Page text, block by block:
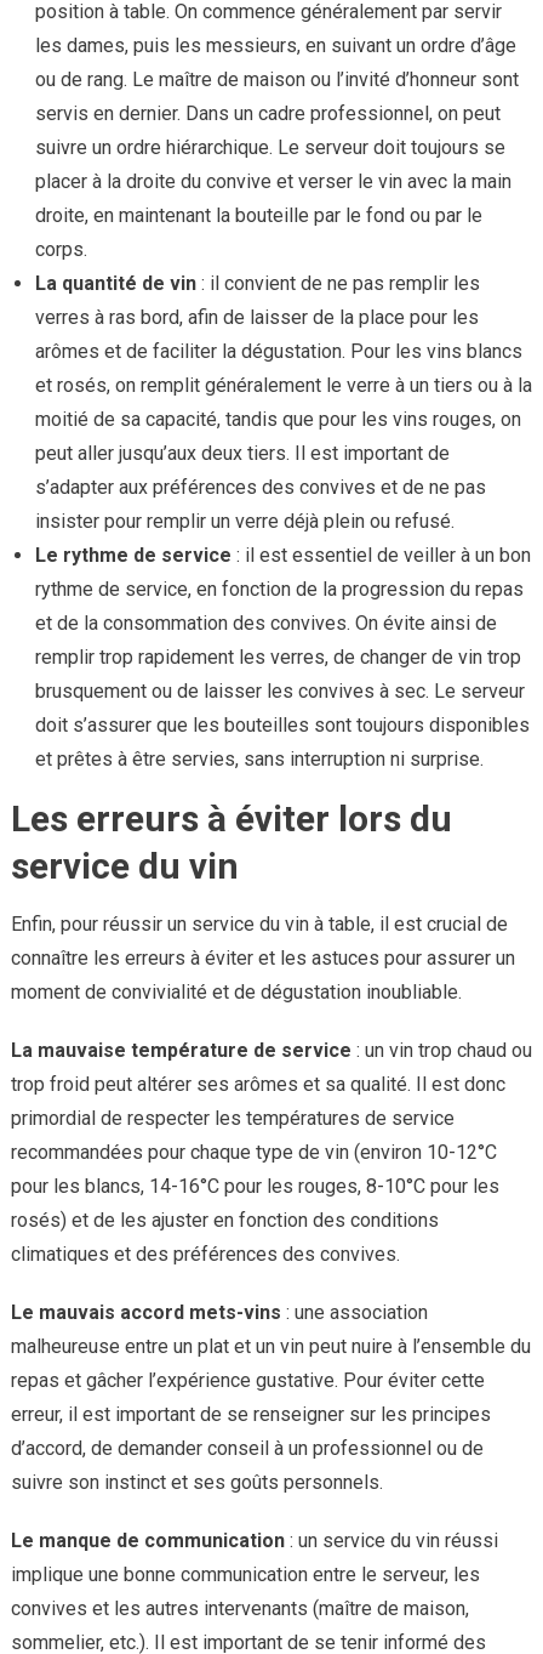
position à table. On commence généralement par servir
les dames, puis les messieurs, en suivant un ordre d’âge
ou de rang. Le maître de maison ou l’invité d’honneur sont
servis en dernier. Dans un cadre professionnel, on peut
suivre un ordre hiérarchique. Le serveur doit toujours se
placer à la droite du convive et verser le vin avec la main
droite, en maintenant la bouteille par le fond ou par le
corps.
La quantité de vin: il convient de ne pas remplir les
verres à ras bord, afin de laisser de la place pour les
arômes et de faciliter la dégustation. Pour les vins blancs
et rosés, on remplit généralement le verre à un tiers ou à la
moitié de sa capacité, tandis que pour les vins rouges, on
peut aller jusqu’aux deux tiers. Il est important de
s’adapter aux préférences des convives et de ne pas
insister pour remplir un verre déjà plein ou refusé.
Le rythme de service : il est essentiel de veiller à un bon
rythme de service, en fonction de la progression du repas
et de la consommation des convives. On évite ainsi de
remplir trop rapidement les verres, de changer de vin trop
brusquement ou de laisser les convives à sec. Le serveur
doit s’assurer que les bouteilles sont toujours disponibles
et prêtes à être servies, sans interruption ni surprise.
Les erreurs à éviter lors du
service du vin
Enfin, pour réussir un service du vin à table, il est crucial de
connaître les erreurs à éviter et les astuces pour assurer un
moment de convivialité et de dégustation inoubliable.
La mauvaise température de service : un vin trop chaud ou
trop froid peut altérer ses arômes et sa qualité. Il est donc
primordial de respecter les températures de service
recommandées pour chaque type de vin (environ 10-12°C
pour les blancs, 14-16°C pour les rouges, 8-10°C pour les
rosés) et de les ajuster en fonction des conditions
climatiques et des préférences des convives.
Le mauvais accord mets-vins : une association
malheureuse entre un plat et un vin peut nuire à l’ensemble du
repas et gâcher l’expérience gustative. Pour éviter cette
erreur, il est important de se renseigner sur les principes
d’accord, de demander conseil à un professionnel ou de
suivre son instinct et ses goûts personnels.
Le manque de communication: un service du vin réussi
implique une bonne communication entre le serveur, les
convives et les autres intervenants (maître de maison,
sommelier, etc.). Il est important de se tenir informé des